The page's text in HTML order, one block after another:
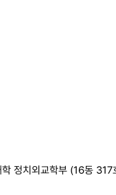
학 정치외교학부 (16동